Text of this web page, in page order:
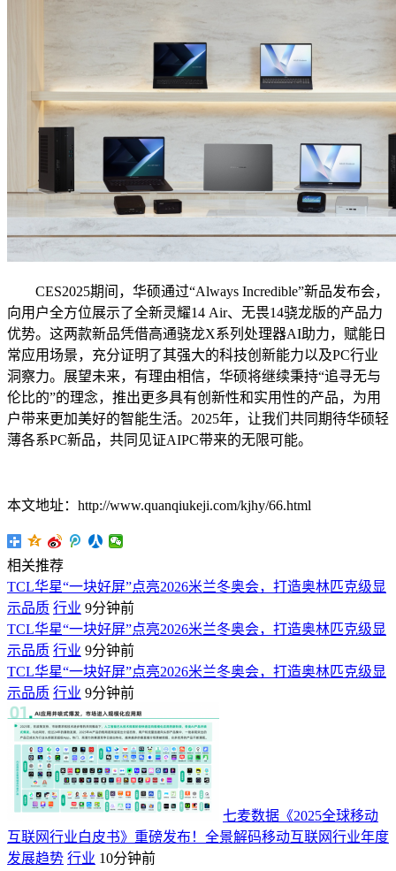
CES2025期间，华硕通过“Always Incredible”新品发布会，
向用户全方位展示了全新灵耀14 Air、无畏14骁龙版的产品力
优势。这两款新品凭借高通骁龙X系列处理器AI助力，赋能日
常应用场景，充分证明了其强大的科技创新能力以及PC行业
洞察力。展望未来，有理由相信，华硕将继续秉持“追寻无与
伦比的”的理念，推出更多具有创新性和实用性的产品，为用
户带来更加美好的智能生活。2025年，让我们共同期待华硕轻
薄各系PC新品，共同见证AIPC带来的无限可能。
本文地址：http://www.quanqiukeji.com/kjhy/66.html
相关推荐
TCL华星“一块好屏”点亮2026米兰冬奥会，打造奥林匹克级显
示品质 行业 9分钟前
TCL华星“一块好屏”点亮2026米兰冬奥会，打造奥林匹克级显
示品质 行业 9分钟前
TCL华星“一块好屏”点亮2026米兰冬奥会，打造奥林匹克级显
示品质 行业 9分钟前
七麦数据《2025全球移动
互联网行业白皮书》重磅发布！全景解码移动互联网行业年度
发展趋势 行业 10分钟前